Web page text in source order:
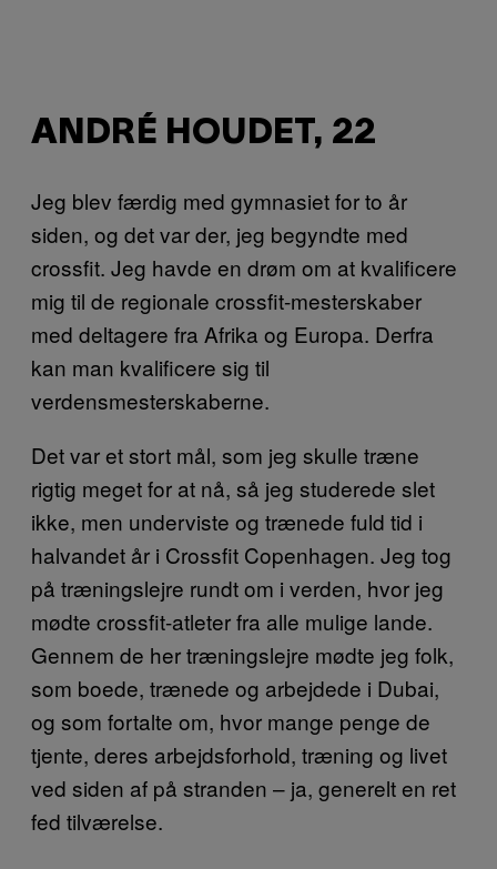
ANDRÉ HOUDET, 22
Jeg blev færdig med gymnasiet for to år
siden, og det var der, jeg begyndte med
crossfit. Jeg havde en drøm om at kvalificere
mig til de regionale crossfit-mesterskaber
med deltagere fra Afrika og Europa. Derfra
kan man kvalificere sig til
verdensmesterskaberne.
Det var et stort mål, som jeg skulle træne
rigtig meget for at nå, så jeg studerede slet
ikke, men underviste og trænede fuld tid i
halvandet år i Crossfit Copenhagen. Jeg tog
på træningslejre rundt om i verden, hvor jeg
mødte crossfit-atleter fra alle mulige lande.
Gennem de her træningslejre mødte jeg folk,
som boede, trænede og arbejdede i Dubai,
og som fortalte om, hvor mange penge de
tjente, deres arbejdsforhold, træning og livet
ved siden af på stranden – ja, generelt en ret
fed tilværelse.